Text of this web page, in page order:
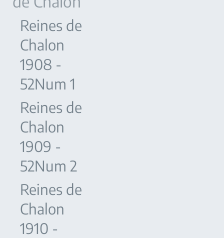
Reines de
Chalon
1908 -
52Num 1
Reines de
Chalon
1909 -
52Num 2
Reines de
Chalon
1910 -